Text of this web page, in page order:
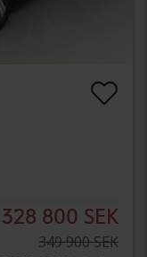
328 800 SEK
349 900 SEK